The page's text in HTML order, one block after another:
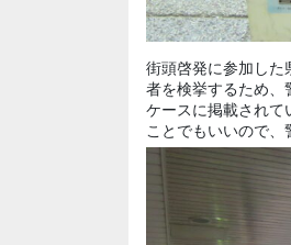
街頭啓発に参加した
者を検挙するため、
ケースに掲載されて
ことでもいいので、